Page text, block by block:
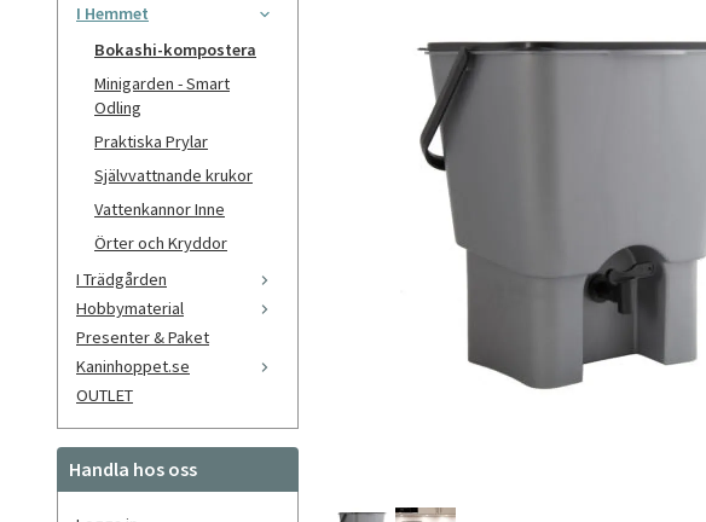
I Hemmet
Bokashi-kompostera
Minigarden - Smart
Odling
Praktiska Prylar
Självvattnande krukor
Vattenkannor Inne
Örter och Kryddor
I Trädgården
Hobbymaterial
Presenter & Paket
Kaninhoppet.se
OUTLET
Handla hos oss